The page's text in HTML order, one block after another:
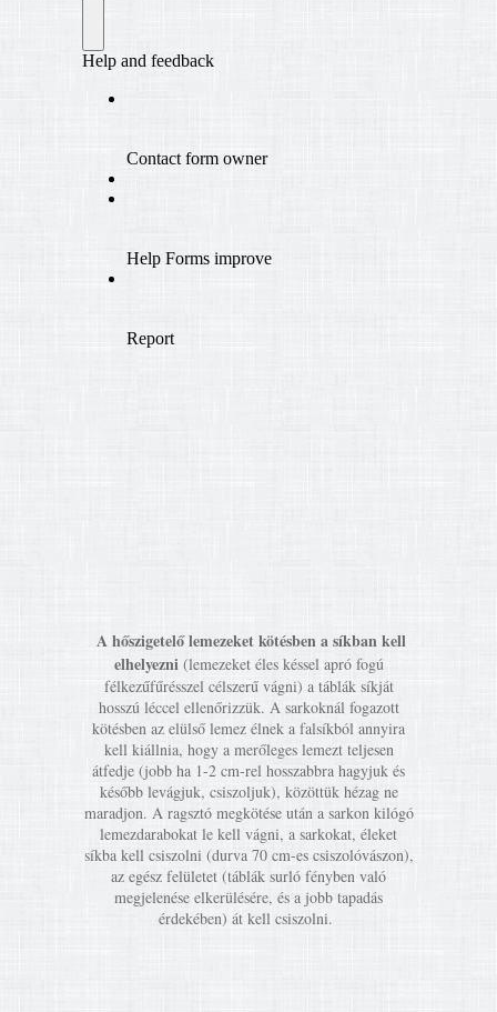
A hőszigetelő lemezeket kötésben a síkban kell
elhelyezni(lemezeket éles késsel apró fogú
félkezűfűrésszel célszerű vágni) a táblák síkját
hosszú léccel ellenőrizzük. A sarkoknál fogazott
kötésben az elülső lemez élnek a falsíkból annyira
kell kiállnia, hogy a merőleges lemezt teljesen
átfedje (jobb ha 1-2 cm-rel hosszabbra hagyjuk és
később levágjuk, csiszoljuk), közöttük hézag ne
maradjon. A ragsztó megkötése után a sarkon kilógó
lemezdarabokat le kell vágni, a sarkokat, éleket
síkba kell csiszolni (durva 70 cm-es csiszolóvászon),
az egész felületet (táblák surló fényben való
megjelenése elkerülésére, és a jobb tapadás
érdekében) át kell csiszolni.